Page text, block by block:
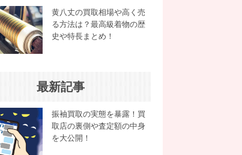
黄八丈の買取相場や高く売
る方法は？最高級着物の歴
史や特長まとめ！
最新記事
振袖買取の実態を暴露！買
取店の裏側や査定額の中身
を大公開！